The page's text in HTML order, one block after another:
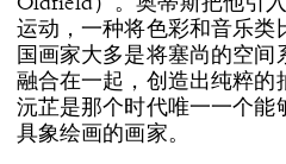
运动，一种将色彩和音乐
国画家大多是将塞尚的空间
融合在一起，创造出纯粹的
沅芷是那个时代唯一一个能
具象绘画的画家。